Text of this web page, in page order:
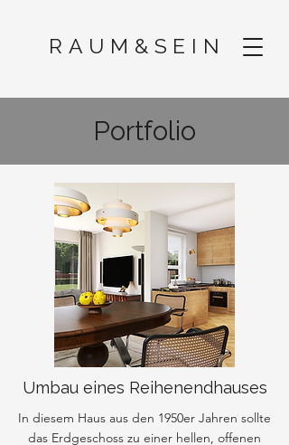
RAUM & SEIN
Portfolio
Umbau eines Reihenendhauses
In diesem Haus aus den 1950er Jahren sollte
das Erdgeschoss zu einer hellen, offenen